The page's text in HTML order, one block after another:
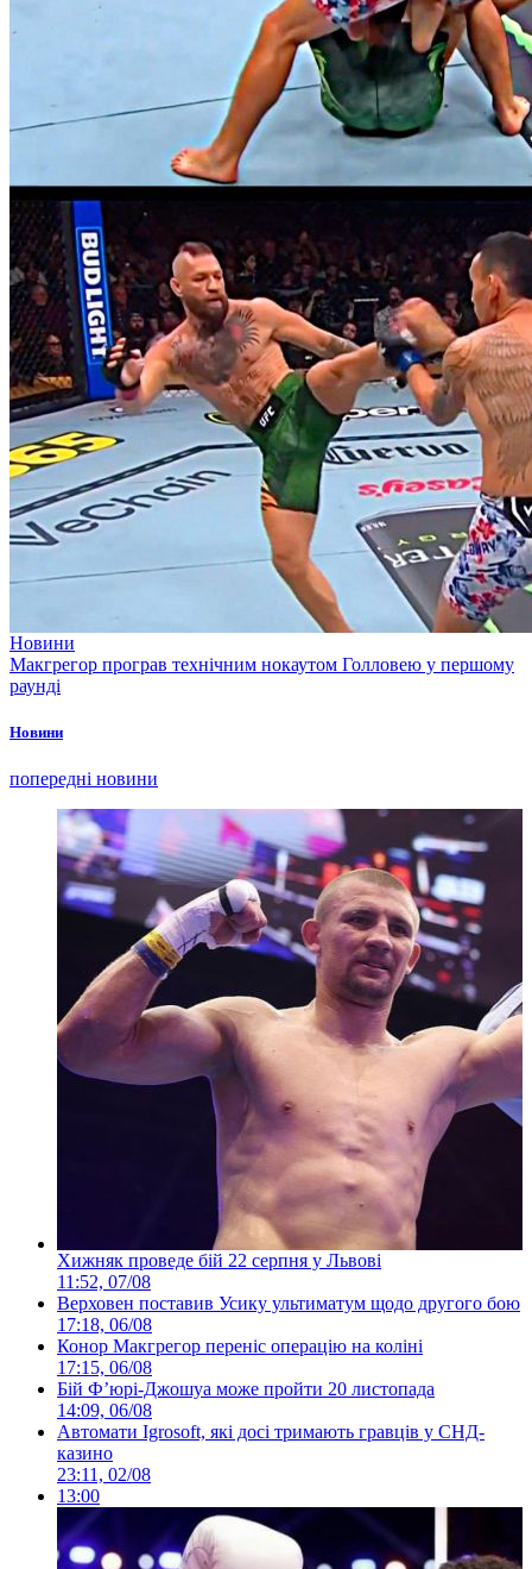
Новини
Макгрегор програв технічним нокаутом Голловею у першому
раунді
Новини
попередні новини
Хижняк проведе бій 22 серпня у Львові
11:52, 07/08
Верховен поставив Усику ультиматум щодо другого бою
17:18, 06/08
Конор Макгрегор переніс операцію на коліні
17:15, 06/08
Бій Ф’юрі-Джошуа може пройти 20 листопада
14:09, 06/08
Автомати Igrosoft, які досі тримають гравців у СНД-
казино
23:11, 02/08
13:00